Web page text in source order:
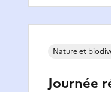
Journée
Nature et